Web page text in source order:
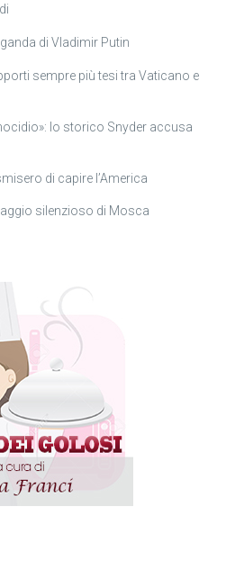
di Vladimir Putin
sempre più tesi tra Vaticano e
lo storico Snyder accusa
di capire l’America
silenzioso di Mosca